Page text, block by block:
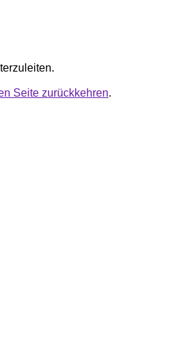
Seite zurückkehren.